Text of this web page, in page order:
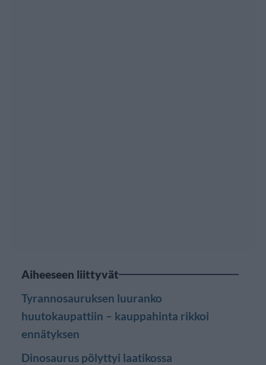
Aiheeseen liittyvät
Tyrannosauruksen luuranko
huutokaupattiin – kauppahinta rikkoi
ennätyksen
Dinosaurus pölyttyi laatikossa